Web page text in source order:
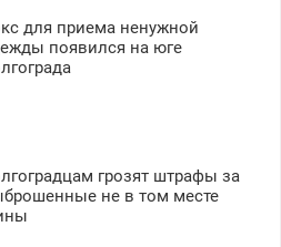
для приема ненужной
появился на юге
грозят штрафы за
не в том месте